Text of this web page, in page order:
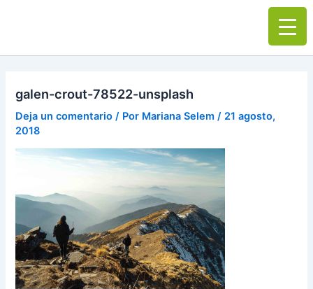
Main
galen-crout-78522-unsplash
Deja un comentario / Por Mariana Selem/ 21 agosto,
2018